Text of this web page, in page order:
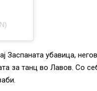
Заспаната убавица,
за танц во Лавов. Со